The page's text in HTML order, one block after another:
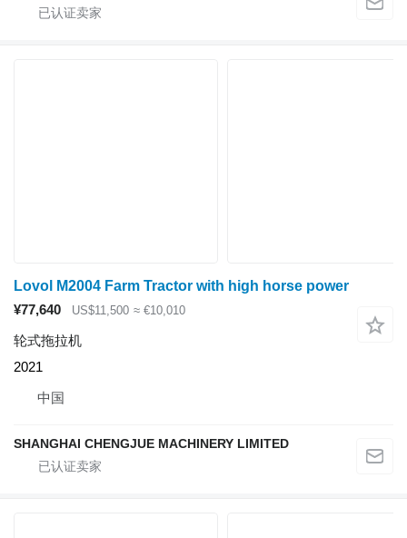
Lovol M2004 Farm Tractor with high horse power
¥77,640
US$11,500 ≈ €10,010
轮式拖拉机
2021
中国
SHANGHAI CHENGJUE MACHINERY LIMITED